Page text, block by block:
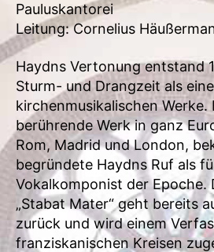
Pauluskantorei
Leitung: Cornelius
Haydns Vertonung entstand
Sturm- und Drangzeit als
kirchenmusikalischen Werke.
berührende Werk in ganz
Rom, Madrid und London,
begründete Haydns Ruf als
Vokalkomponist der Epoche.
„Stabat Mater“ geht bereits
zurück und wird einem
franziskanischen Kreisen